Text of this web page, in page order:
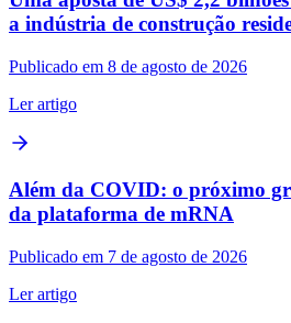
a indústria de construção
Publicado em 8 de agosto de 2026
Ler artigo
Além da COVID: o próximo
da plataforma de mRNA
Publicado em 7 de agosto de 2026
Ler artigo